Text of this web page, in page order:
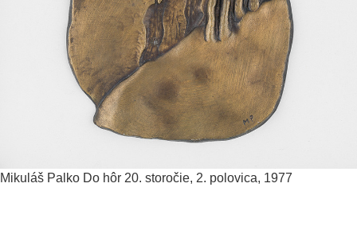
Mikuláš Palko Do hôr 20. storočie, 2. polovica, 1977